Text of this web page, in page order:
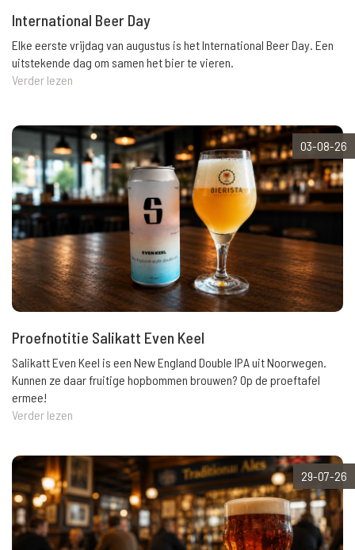
International Beer Day
Elke eerste vrijdag van augustus is het International Beer Day. Een
uitstekende dag om samen het bier te vieren.
Verder lezen
03-08-26
Proefnotitie Salikatt Even Keel
Salikatt Even Keel is een New England Double IPA uit Noorwegen.
Kunnen ze daar fruitige hopbommen brouwen? Op de proeftafel
ermee!
Verder lezen
29-07-26